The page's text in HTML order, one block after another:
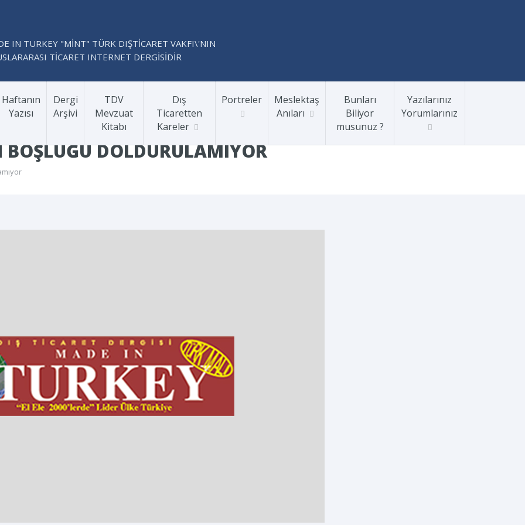
IN TURKEY "MİNT" TÜRK DIŞTİCARET VAKFI\'NIN
TİCARET INTERNET DERGİSİDİR
Haftanın
Yazısı
Dergi
Arşivi
TDV
Mevzuat
Kitabı
Dış
Ticaretten
Kareler
Portreler
Meslektaş
Anıları
Bunları
Biliyor
musunuz ?
Yazılarınız
Yorumlarınız
DOLDURULAMIYOR